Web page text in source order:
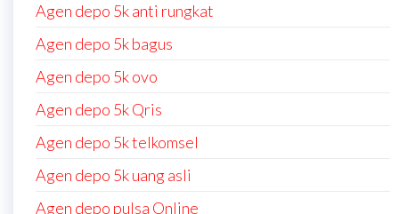
Agen depo 5k anti rungkat
Agen depo 5k bagus
Agen depo 5k ovo
Agen depo 5k Qris
Agen depo 5k telkomsel
Agen depo 5k uang asli
Agen depo pulsa Online